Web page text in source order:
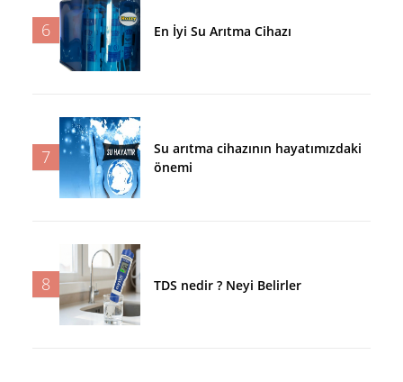
6 En İyi Su Arıtma Cihazı
7
Su arıtma cihazının hayatımızdaki
önemi
8 TDS nedir ? Neyi Belirler